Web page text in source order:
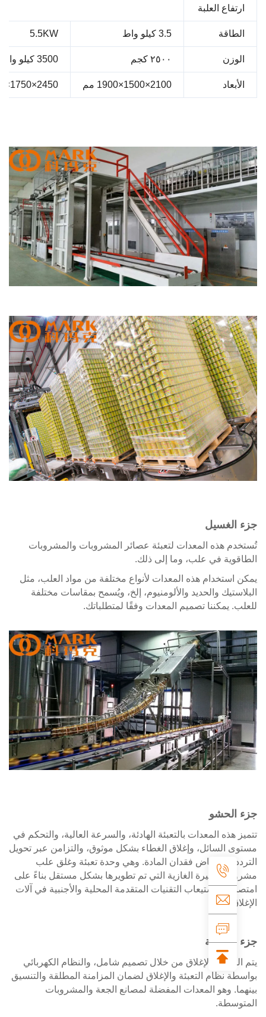
العلبة
5.5KW
2450×1750×2200 مم
هذه المعدات لتعبئة عصائر المشروبات والمشروبات
في علب، وما إلى ذلك.
استخدام هذه المعدات لأنواع مختلفة من مواد العلب، مثل
والحديد والألومنيوم، إلخ، ويُسمح بمقاسات مختلفة
يمكننا تصميم المعدات وفقًا لمتطلباتك.
هذه المعدات بالتعبئة الهادئة، والسرعة العالية، والتحكم في
السائل، وإغلاق الغطاء بشكل موثوق، والتزامن عبر تحويل
وانخفاض فقدان المادة. وهي وحدة تعبئة وغلق علب
البيرة الغازية التي تم تطويرها بشكل مستقل بناءً على
واستيعاب التقنيات المتقدمة المحلية والأجنبية في آلات
والإغلاق من خلال تصميم شامل، والنظام الكهربائي
نظام التعبئة والإغلاق لضمان المزامنة المطلقة والتنسيق
وهو المعدات المفضلة لمصانع الجعة والمشروبات